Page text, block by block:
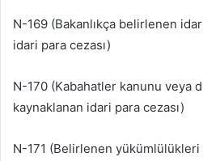
N-169 (Bakanlıkça belirlenen
idari para cezası)
N-170 (Kabahatler kanunu veya
kaynaklanan idari para cezası)
N-171 (Belirlenen